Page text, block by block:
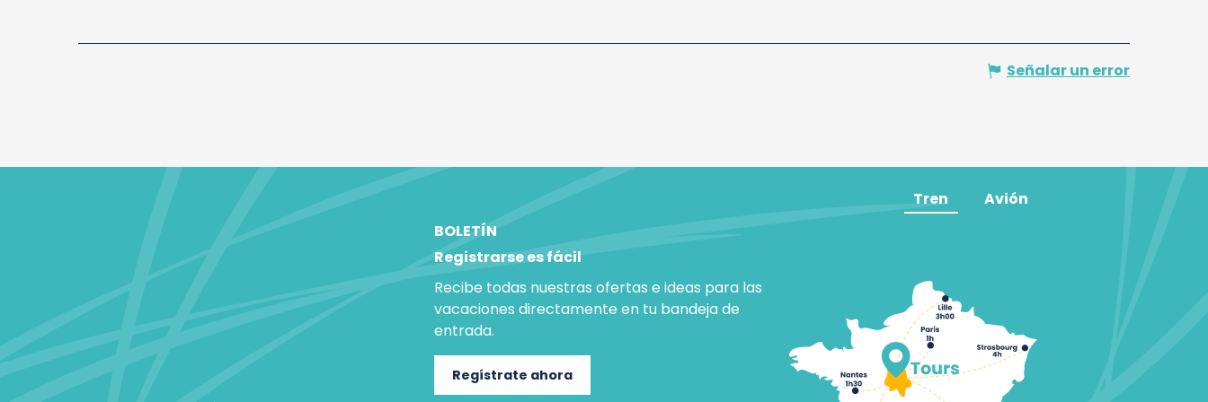
Señalar un error
BOLETÍN
Registrarse es fácil
Recibe todas nuestras ofertas e ideas para las
vacaciones directamente en tu bandeja de
entrada.
Regístrate ahora
Tren Avión